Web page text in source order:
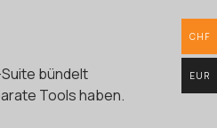
bündelt
Tools haben.
CHF
EUR